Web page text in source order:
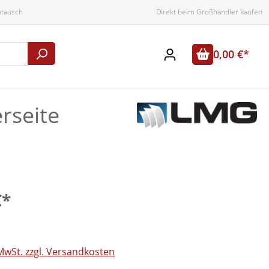
Direkt beim Großhändler kaufen
0,00 €*
zzgl. Versandkosten